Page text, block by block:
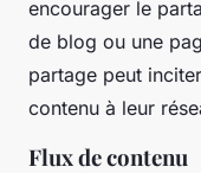
encourager le
de blog ou une
partage peut
contenu à leur
Flux de contenu